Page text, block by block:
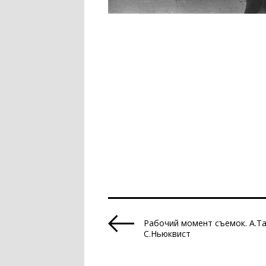
Рабочий момент съемок.
С.Ньюквист